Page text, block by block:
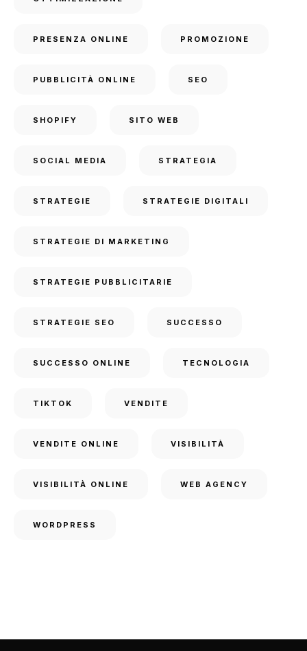
PRESENZA ONLINE PROMOZIONE
PUBBLICITÀ ONLINE SEO
SHOPIFY SITO WEB
SOCIAL MEDIA STRATEGIA
STRATEGIE STRATEGIE DIGITALI
STRATEGIE DI MARKETING
STRATEGIE PUBBLICITARIE
STRATEGIE SEO SUCCESSO
SUCCESSO ONLINE TECNOLOGIA
TIKTOK VENDITE
VENDITE ONLINE VISIBILITÀ
VISIBILITÀ ONLINE WEB AGENCY
WORDPRESS